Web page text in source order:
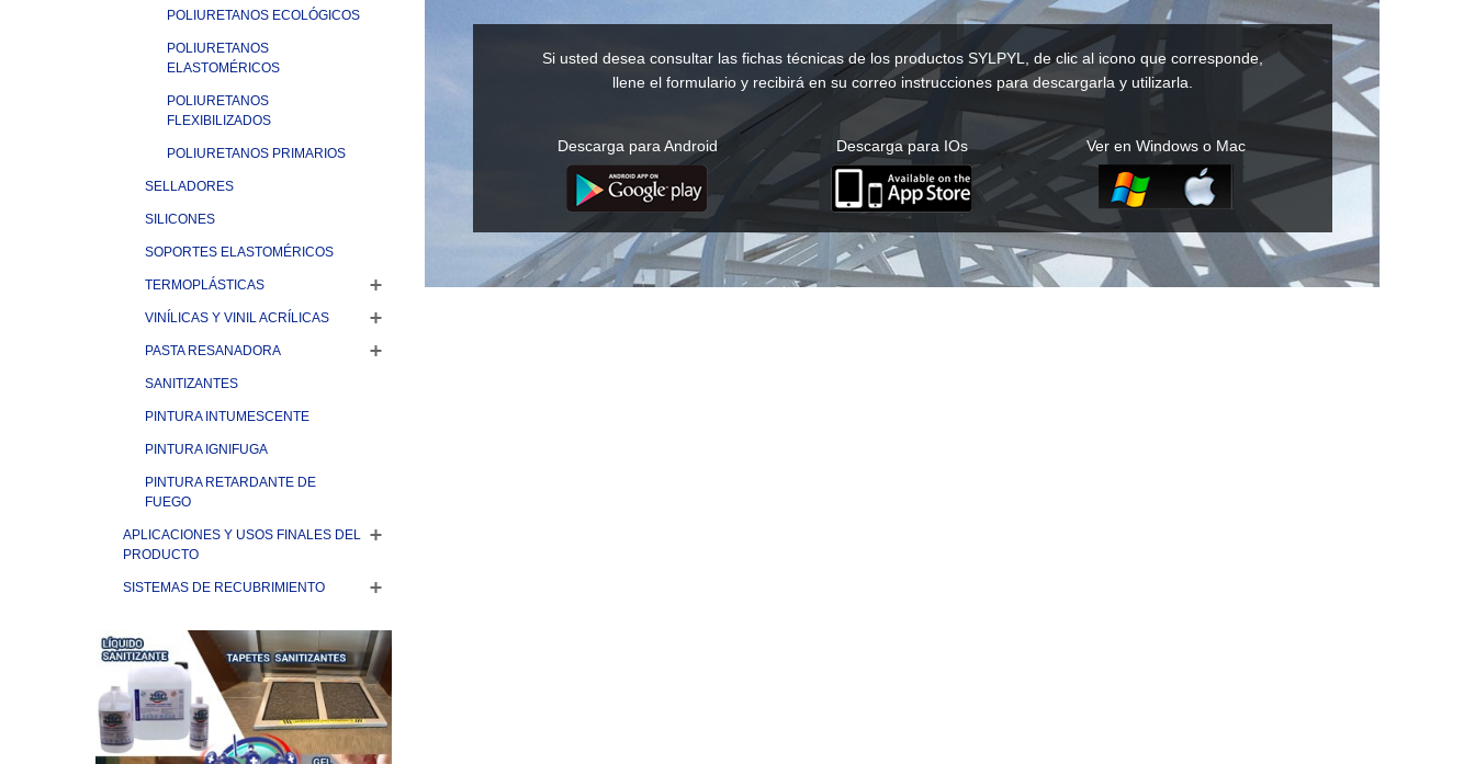
POLIURETANOS ECOLÓGICOS
POLIURETANOS
ELASTOMÉRICOS
POLIURETANOS
FLEXIBILIZADOS
POLIURETANOS PRIMARIOS
SELLADORES
SILICONES
SOPORTES ELASTOMÉRICOS
TERMOPLÁSTICAS
VINÍLICAS Y VINIL ACRÍLICAS
PASTA RESANADORA
SANITIZANTES
PINTURA INTUMESCENTE
PINTURA IGNIFUGA
PINTURA RETARDANTE DE
FUEGO
APLICACIONES Y USOS FINALES DEL
PRODUCTO
SISTEMAS DE RECUBRIMIENTO
Si usted desea consultar las fichas técnicas de los productos SYLPYL, de clic al icono que corresponde,
llene el formulario y recibirá en su correo instrucciones para descargarla y utilizarla.
Descarga para Android Descarga para IOs Ver en Windows o Mac